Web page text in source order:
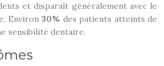
et disparaît généralement avec le
Environ 30% des patients atteints de
sensibilité dentaire.